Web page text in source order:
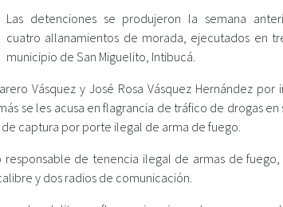
Las detenciones se produjeron la semana
cuatro allanamientos de morada, ejecutados en
municipio de San Miguelito, Intibucá.
Vásquez y José Rosa Vásquez Hernández por
se les acusa en flagrancia de tráfico de drogas
captura por porte ilegal de arma de fuego.
de tenencia ilegal de armas de
y dos radios de comunicación.